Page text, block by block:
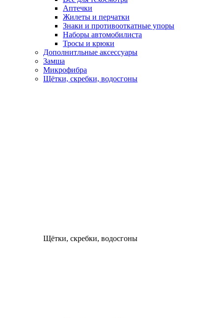
Аптечки
Жилеты и перчатки
Знаки и противооткатные упоры
Наборы автомобилиста
Тросы и крюки
Дополнитльные аксессуары
Замша
Микрофибра
Щётки, скребки, водосгоны
Щётки, скребки, водосгоны